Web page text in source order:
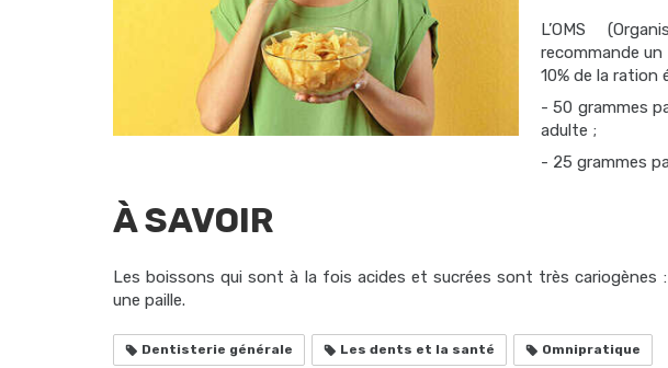
L’OMS
recommande
10% de la ration
- 50 grammes
adulte ;
- 25 grammes
À SAVOIR
Les boissons qui sont à la fois acides et sucrées sont très cariogènes
une paille.
Dentisterie générale Les dents et la santé Omnipratique